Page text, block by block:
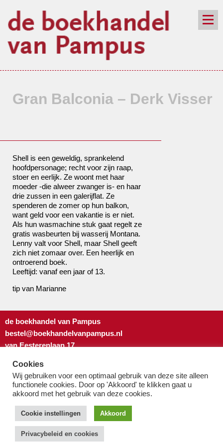
nieuwsbrief
Gran Balconia – Derk Visser
Shell is een geweldig, sprankelend
hoofdpersonage; recht voor zijn raap,
stoer en eerlijk. Ze woont met haar
moeder -die alweer zwanger is- en haar
drie zussen in een galerijflat. Ze
spenderen de zomer op hun balkon,
want geld voor een vakantie is er niet.
Als hun wasmachine stuk gaat regelt ze
gratis wasbeurten bij wasserij Montana.
Lenny valt voor Shell, maar Shell geeft
zich niet zomaar over. Een heerlijk en
ontroerend boek.
Leeftijd: vanaf een jaar of 13.
tip van Marianne
de boekhandel van Pampus
bestel@boekhandelvanpampus.nl
van Eesterenlaan 17
u appt ons 06 1544 8310
u belt ons 020 419 3023
Algemene Voorwaarden
Privacy-beleid & cookies
Cookies
Wij gebruiken voor een optimaal gebruik van deze site alleen
functionele cookies. Door op 'Akkoord' te klikken gaat u
akkoord met het gebruik van deze cookies.
Cookie instellingen Akkoord
Privacybeleid en cookies